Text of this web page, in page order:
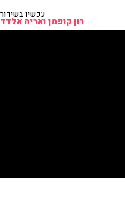
עכשיו בשידור
רון קופמן ואריה אלדד